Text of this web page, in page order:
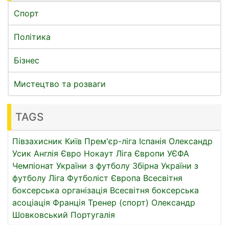
Спорт
Політика
Бізнес
Мистецтво та розваги
TAGS
Півзахисник Київ Прем'єр-ліга Іспанія Олександр
Усик Англія Євро Нокаут Ліга Європи УЄФА
Чемпіонат України з футболу Збірна України з
футболу Ліга Футболіст Європа Всесвітня
боксерська організація Всесвітня боксерська
асоціація Франція Тренер (спорт) Олександр
Шовковський Португалія